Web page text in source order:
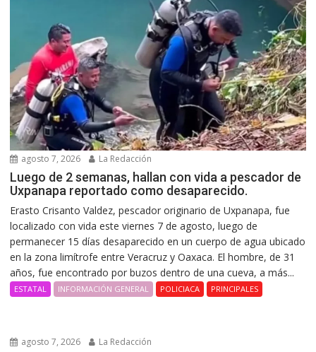
agosto 7, 2026 La Redacción
Luego de 2 semanas, hallan con vida a pescador de
Uxpanapa reportado como desaparecido.
Erasto Crisanto Valdez, pescador originario de Uxpanapa, fue
localizado con vida este viernes 7 de agosto, luego de
permanecer 15 días desaparecido en un cuerpo de agua ubicado
en la zona limítrofe entre Veracruz y Oaxaca. El hombre, de 31
años, fue encontrado por buzos dentro de una cueva, a más...
ESTATAL INFORMACIÓN GENERAL POLICIACA PRINCIPALES
agosto 7, 2026 La Redacción